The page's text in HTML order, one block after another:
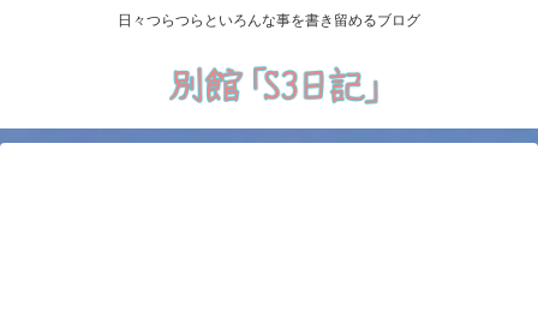
日々つらつらといろんな事を書き留めるブログ